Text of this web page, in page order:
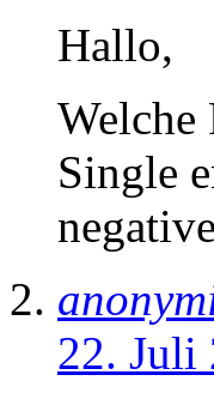
Hallo,
Welche
Single
22. Juli